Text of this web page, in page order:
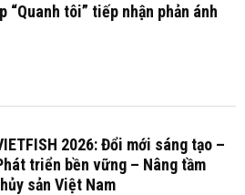
“Quanh tôi” tiếp nhận phản ánh
2026: Đổi mới sáng tạo –
triển bền vững – Nâng tầm
sản Việt Nam